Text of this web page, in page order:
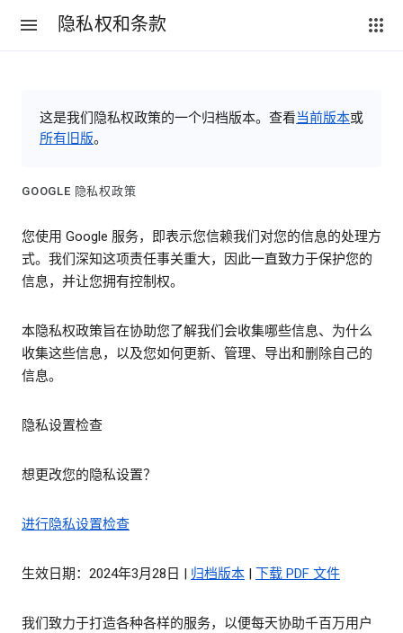
隐私权和条款
这是我们隐私权政策的一个归档版本。查看当前版本或
所有旧版。
GOOGLE 隐私权政策
您使用 Google 服务，即表示您信赖我们对您的信息的处理方
式。我们深知这项责任事关重大，因此一直致力于保护您的
信息，并让您拥有控制权。
本隐私权政策旨在协助您了解我们会收集哪些信息、为什么
收集这些信息，以及您如何更新、管理、导出和删除自己的
信息。
隐私设置检查
想更改您的隐私设置？
进行隐私设置检查
生效日期：2024年3月28日 | 归档版本 | 下载 PDF 文件
我们致力于打造各种各样的服务，以便每天协助千百万用户